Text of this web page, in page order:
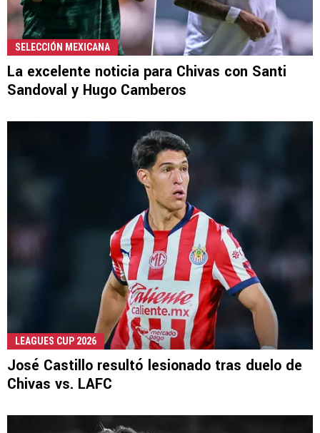
SELECCIÓN MEXICANA
La excelente noticia para Chivas con Santi
Sandoval y Hugo Camberos
LEAGUES CUP 2026
José Castillo resultó lesionado tras duelo de
Chivas vs. LAFC